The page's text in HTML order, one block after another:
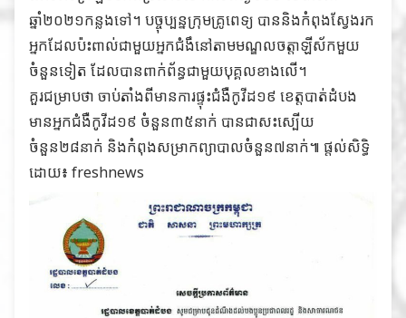
ឆ្នាំ២០២១កន្លងទៅ។ បច្ចុប្បន្នក្រុមគ្រូពេទ្យ បាននិងកំពុងស្វែងរក
អ្នកដែលប៉ះពាល់ជាមួយអ្នកជំងឹនៅតាមមណ្ឌលចត្តាឡីស័កមួយ
ចំនួនទៀត ដែលបានពាក់ព័ន្ធជាមួយបុគ្គលខាងលើ។
គួរជម្រាបថា ចាប់តាំងពីមានការផ្ទុះជំងឺកូវីដ១៩ ខេត្តបាត់ដំបង
មានអ្នកជំងឺកូវីដ១៩ ចំនួន៣៥នាក់ បានជាសះស្បើយ
ចំនួន២៨នាក់ និងកំពុងសម្រាកព្យាបាលចំនួន៧នាក់៕ ផ្តល់សិទ្ធិ
ដោយ៖ freshnews